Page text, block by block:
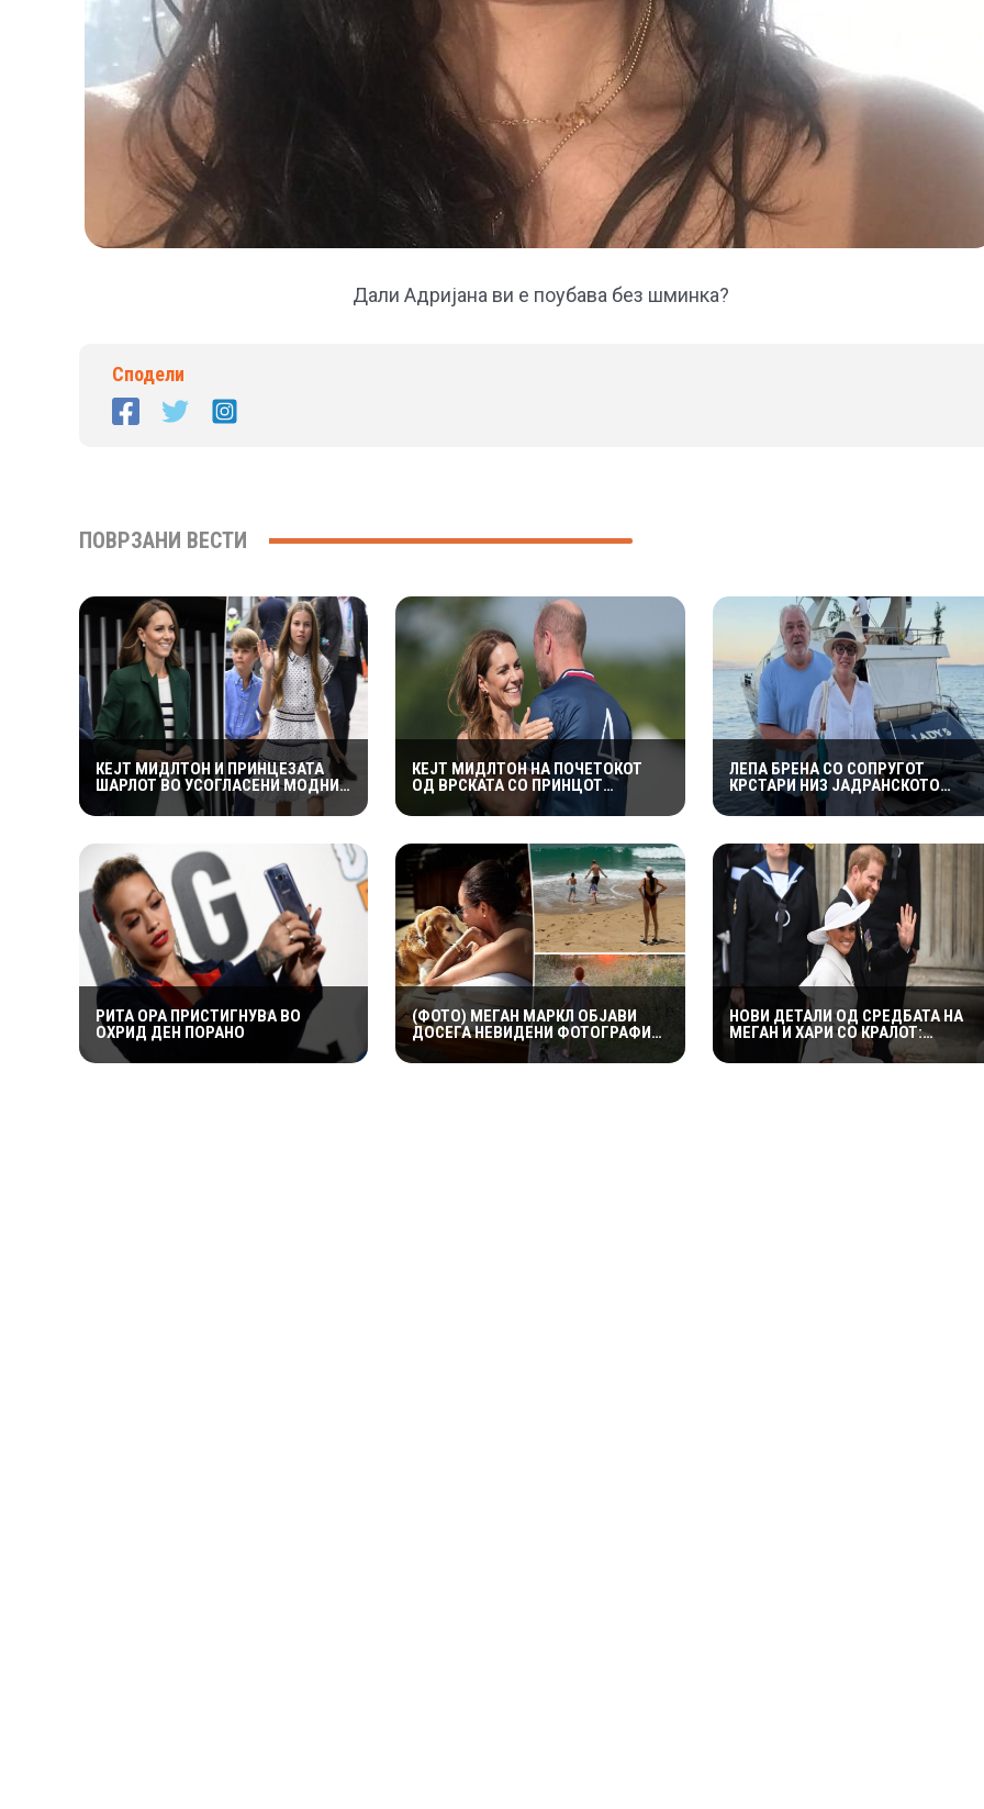
Дали Адријана ви е поубава без шминка?
Сподели
ПОВРЗАНИ ВЕСТИ
КЕЈТ МИДЛТОН И ПРИНЦЕЗАТА
ШАРЛОТ ВО УСОГЛАСЕНИ МОДНИ
КОМБИНАЦИИ НА ИГРИТЕ НА
КОМОНВЕЛТОТ – КРАЛСКОТО
ЦЕЛОТО ВНИМАНИЕ
КЕЈТ МИДЛТОН НА ПОЧЕТОКОТ
ОД ВРСКАТА СО ПРИНЦОТ
ВИЛИЈАМ ДОБИЛА НЕПРИЈАТНО
ПРЕДУПРЕДУВАЊЕ: „СЕ МАЖИШ
ЛЕПА БРЕНА СО СОПРУГОТ
КРСТАРИ НИЗ ЈАДРАНСКОТО
МОРЕ ВО НОВАТА ЈАХТА
РИТА ОРА ПРИСТИГНУВА ВО
ОХРИД ДЕН ПОРАНО
(ФОТО) МЕГАН МАРКЛ ОБЈАВИ
ДОСЕГА НЕВИДЕНИ ФОТОГРАФИИ
ОД АРЧИ И ЛИЛИБЕТ ОД ДОМОТ
ВО КОЈ ПОРАСНАЛА ПРИНЦЕЗАТА
НОВИ ДЕТАЛИ ОД СРЕДБАТА НА
МЕГАН И ХАРИ СО КРАЛОТ:
НАВОДНО АТМОСФЕРАТА НЕ БИЛА
ТОЛКУ СРДЕЧНА КАКО ШТО СЕ